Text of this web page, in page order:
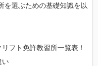
を選ぶための基礎知識を以
フト免許教習所一覧表！
い